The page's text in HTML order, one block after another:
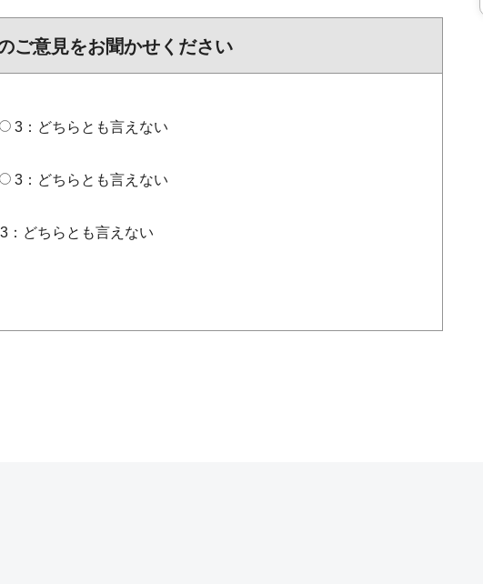
ご意見をお聞かせください
3：どちらとも言えない
3：どちらとも言えない
3：どちらとも言えない